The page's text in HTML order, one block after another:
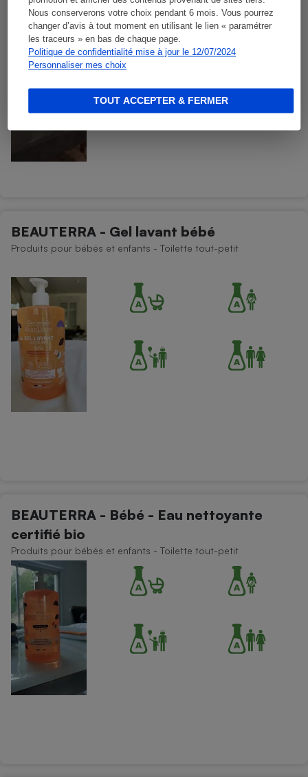
Nous conserverons votre choix pendant 6 mois. Vous pourrez
changer d’avis à tout moment en utilisant le lien « paramétrer
les traceurs » en bas de chaque page.
Politique de confidentialité mise à jour le 12/07/2024
Personnaliser mes choix
TOUT ACCEPTER & FERMER
BEAUTERRA - Gel lavant bébé
Produits pour bébés et enfants - Toilette tout-petit
BEAUTERRA - Bébé - Eau nettoyante
certifié bio
Produits pour bébés et enfants - Toilette tout-petit